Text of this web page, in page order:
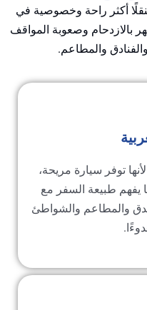
راحة وخصوصية في
وصعوبة المواقف
والمطاعم.
سيارة مريحة،
طبيعة السفر مع
والشواطئ